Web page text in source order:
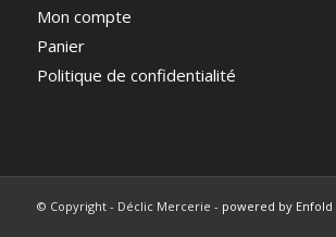
Mon compte
Panier
Politique de confidentialité
© Copyright - Déclic Mercerie - powered by Enfold